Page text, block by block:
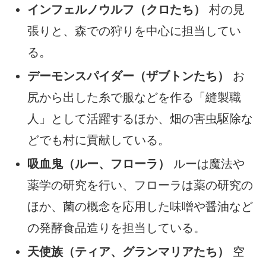
インフェルノウルフ（クロたち）
村の見
張りと、森での狩りを中心に担当してい
る。
デーモンスパイダー（ザブトンたち）
お
尻から出した糸で服などを作る「縫製職
人」として活躍するほか、畑の害虫駆除な
どでも村に貢献している。
吸血鬼（ルー、フローラ）
ルーは魔法や
薬学の研究を行い、フローラは薬の研究の
ほか、菌の概念を応用した味噌や醤油など
の発酵食品造りを担当している。
天使族（ティア、グランマリアたち）
空